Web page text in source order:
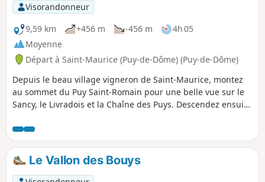
Visorandonneur
9,59 km
+456 m -456 m
4h 05
Moyenne
Départ à Saint-Maurice (Puy-de-Dôme) (Puy-de-Dôme)
Depuis le beau village vigneron de Saint-Maurice, montez
au sommet du Puy Saint-Romain pour une belle vue sur le
Sancy, le Livradois et la Chaîne des Puys. Descendez ensuite
ancien parc thermal.Application Visorando utile à certains
endroits
Le Vallon des Bouys